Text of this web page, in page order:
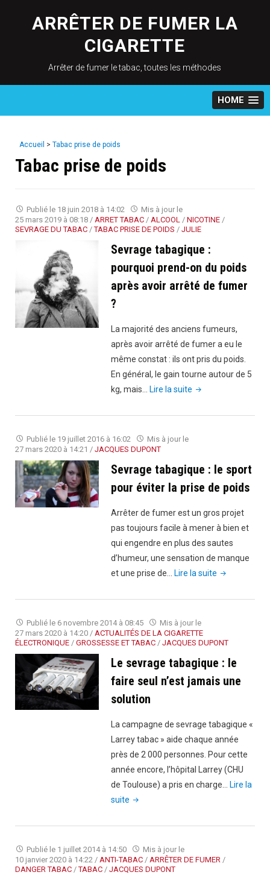
content
ARRÊTER DE FUMER LA
CIGARETTE
Arrêter de fumer le tabac, toutes les méthodes
HOME
Accueil > Tabac prise de poids
Tabac prise de poids
Publié le 18 juin 2018 à 14:02
Mis à jour le
25 mars 2019 à 08:18 / ARRET TABAC / ALCOOL / NICOTINE /
SEVRAGE DU TABAC /TABAC PRISE DE POIDS / JULIE
Sevrage tabagique :
pourquoi prend-on du poids
après avoir arrêté de fumer
?
La majorité des anciens fumeurs,
après avoir arrêté de fumer a eu le
même constat : ils ont pris du poids.
En général, le gain tourne autour de 5
kg, mais…
Lire la suite "Sevrage
:
du
poids
après
avoir
arrêté
de
fumer
Publié le 19 juillet 2016 à 16:02
Mis à jour le
27 mars 2020 à 14:21 / JACQUES DUPONT
Sevrage tabagique : le sport
pour éviter la prise de poids
Arrêter de fumer est un gros projet
pas toujours facile à mener à bien et
qui engendre en plus des sautes
d’humeur, une sensation de manque
et une prise de…
Lire la suite "Sevrage
:
pour
éviter
la
poids"
Publié le 6 novembre 2014 à 08:45
Mis à jour le
27 mars 2020 à 14:20 / ACTUALITÉS DE LA CIGARETTE
ÉLECTRONIQUE / GROSSESSE ET TABAC / JACQUES DUPONT
Le sevrage tabagique : le
faire seul n’est jamais une
solution
La campagne de sevrage tabagique «
Larrey tabac » aide chaque année
près de 2 000 personnes. Pour cette
année encore, l’hôpital Larrey (CHU
de Toulouse) a pris en charge…
Lire la
suite "Le
tabagique
le
Publié le 1 juillet 2014 à 14:50
Mis à jour le
10 janvier 2020 à 14:22 / ANTI-TABAC / ARRÊTER DE FUMER /
DANGER TABAC /TABAC / JACQUES DUPONT